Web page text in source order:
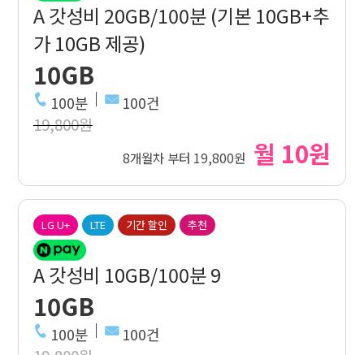
A 갓성비 20GB/100분 (기본 10GB+추
가 10GB 제공)
10GB
100분 100건
19,800원
8개월차 부터 19,800원 월 10원
LG U+ LTE 기간 할인 추천
A 갓성비 10GB/100분 9
10GB
100분 100건